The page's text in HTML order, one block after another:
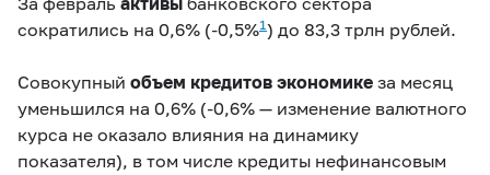
сократились на 0,6% (-0,5%1) до 83,3 трлн рублей.
Совокупный объем кредитов экономике за месяц
уменьшился на 0,6% (-0,6% — изменение валютного
курса не оказало влияния на динамику
показателя), в том числе кредиты нефинансовым